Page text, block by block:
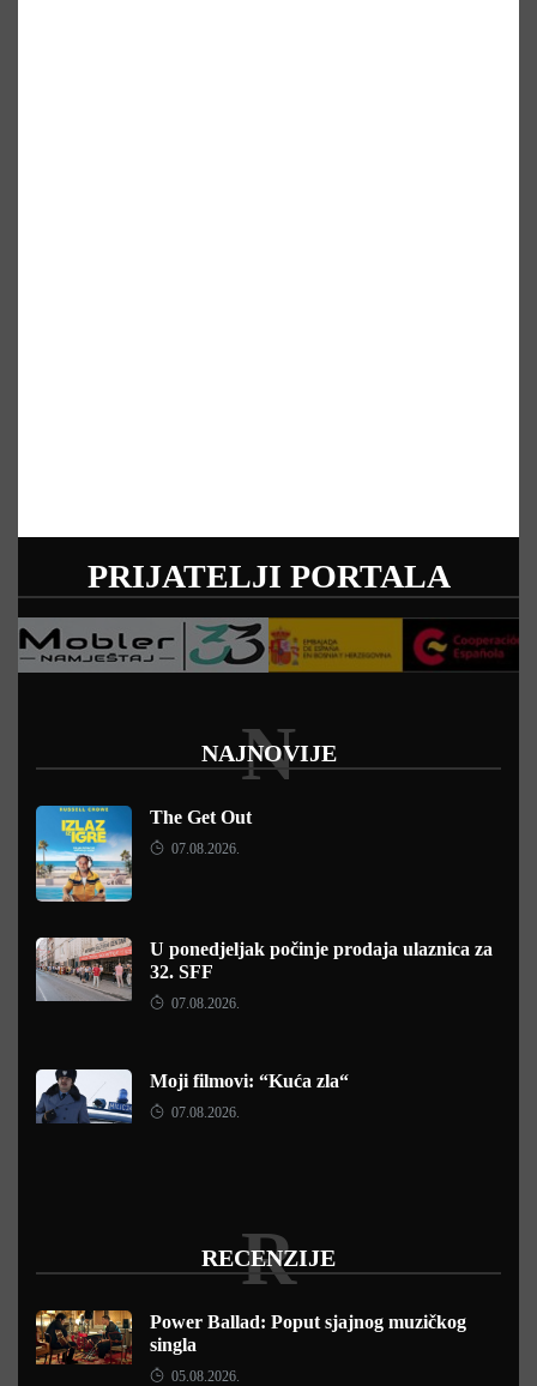
PRIJATELJI PORTALA
NAJNOVIJE
N
The Get Out
07.08.2026.
U ponedjeljak počinje prodaja ulaznica za
32. SFF
07.08.2026.
Moji filmovi: “Kuća zla“
07.08.2026.
RECENZIJE
R
Power Ballad: Poput sjajnog muzičkog
singla
05.08.2026.